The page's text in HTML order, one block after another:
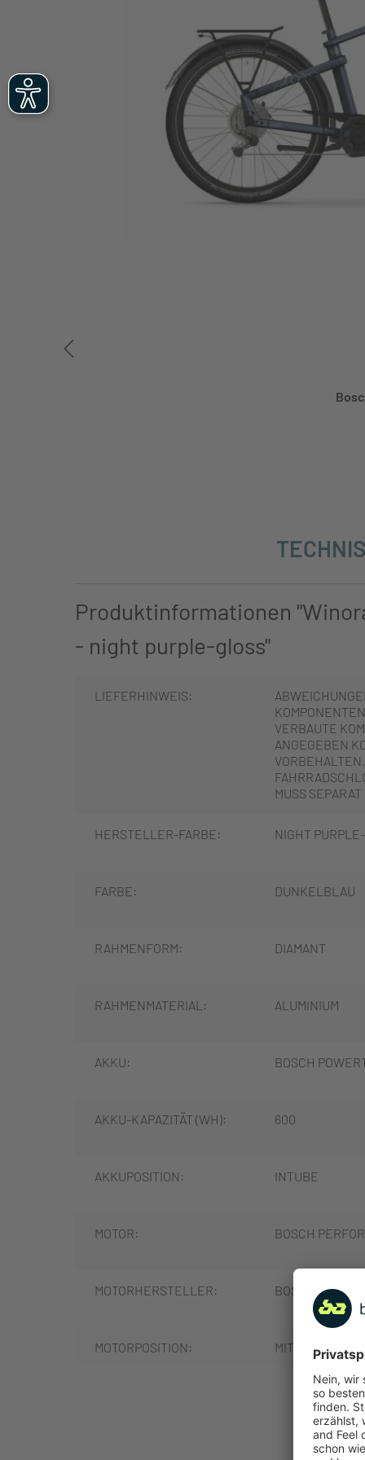
Produktinformationen
- night purple-gloss"
LIEFERHINWEIS:
VERBAUTE
ANGEGEBEN
MUSS
HERSTELLER-FARBE: NIGHT
FARBE: DUNKELBLAU
RAHMENFORM: DIAMANT
RAHMENMATERIAL: ALUMINIUM
AKKU: BOSCH
AKKU-KAPAZITÄT (WH): 600
AKKUPOSITION: INTUBE
MOTOR: BOSCH
MOTORHERSTELLER: BOSCH
MOTORPOSITION: MITTELMOTOR